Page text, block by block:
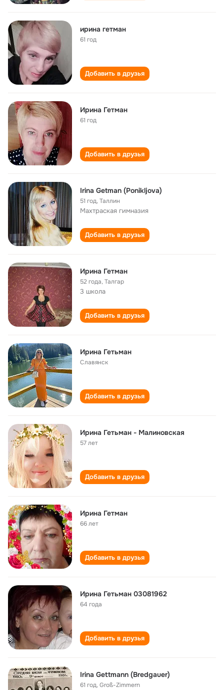
ирина гетман
61 год
Добавить в друзья
Ирина Гетман
61 год
Добавить в друзья
Irina Getman (Ponikljova)
51 год,Таллин
Махтраская гимназия
Добавить в друзья
Ирина Гетман
52 года,Талгар
3 школа
Добавить в друзья
Ирина Гетьман
Славянск
Добавить в друзья
Ирина Гетьман - Малиновская
57 лет
Добавить в друзья
Ирина Гетман
66 лет
Добавить в друзья
Ирина Гетьман 03081962
64 года
Добавить в друзья
Irina Gettmann (Bredgauer)
61 год,Groß-Zimmern